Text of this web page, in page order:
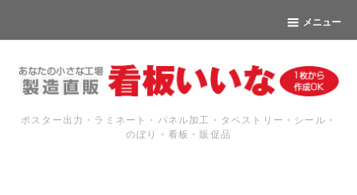
メニュー
ポスター出力・ラミネート・パネル加工・タペストリー・シール・
のぼり・看板・販促品